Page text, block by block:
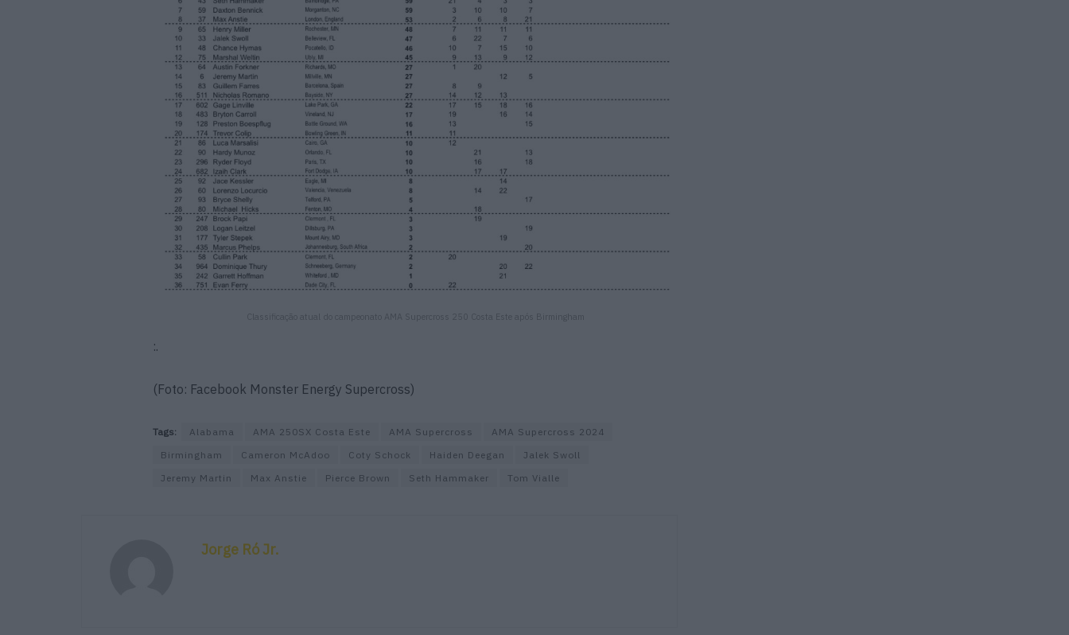
Classificação atual do campeonato AMA Supercross 250 Costa Este após Birmingham
:.
(Foto: Facebook Monster Energy Supercross)
Tags: Alabama AMA 250SX Costa Este AMA Supercross
AMA Supercross 2024
Birmingham
Cameron McAdoo Coty Schock Haiden Deegan
Jalek Swoll
Jeremy Martin
Max Anstie Pierce Brown Seth Hammaker Tom Vialle
Jorge Ró Jr.